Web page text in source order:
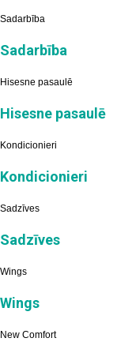
Sadarbība
Sadarbība
Hisesne pasaulē
Hisesne pasaulē
Kondicionieri
Kondicionieri
Sadzīves
Sadzīves
Wings
Wings
New Comfort